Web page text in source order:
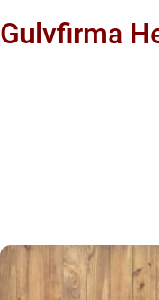
Gulvfirma